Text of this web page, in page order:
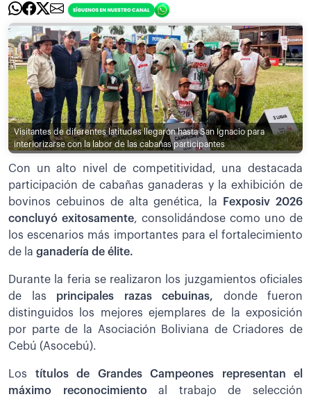
Visitantes de diferentes latitudes llegaron hasta San Ignacio para
interiorizarse con la labor de las cabañas participantes
Con un alto nivel de competitividad, una destacada
participación de cabañas ganaderas y la exhibición de
bovinos cebuinos de alta genética, la
Fexposiv 2026
concluyó exitosamente, consolidándose como uno de
los escenarios más importantes para el fortalecimiento
de la ganadería de élite.
Durante la feria se realizaron los juzgamientos oficiales
de las principales razas cebuinas, donde fueron
distinguidos los mejores ejemplares de la exposición
por parte de la Asociación Boliviana de Criadores de
Cebú (Asocebú).
Los títulos de Grandes Campeones representan el
máximo reconocimientoal trabajo de selección